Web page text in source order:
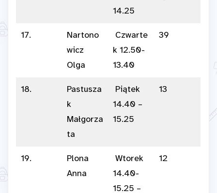
14.25
17.
Nartono
wicz
Olga
Czwarte
k 12.50-
13.40
39
18.
Pastusza
k
Małgorza
ta
Piątek
14.40 –
15.25
13
19.
Plona
Anna
Wtorek
14.40-
15.25 –
12